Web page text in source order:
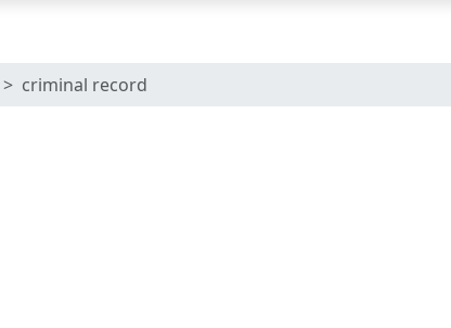
criminal record